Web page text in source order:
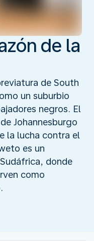
de la
de South
un suburbio
negros. El
Johannesburgo
la lucha contra el
es un
donde
como